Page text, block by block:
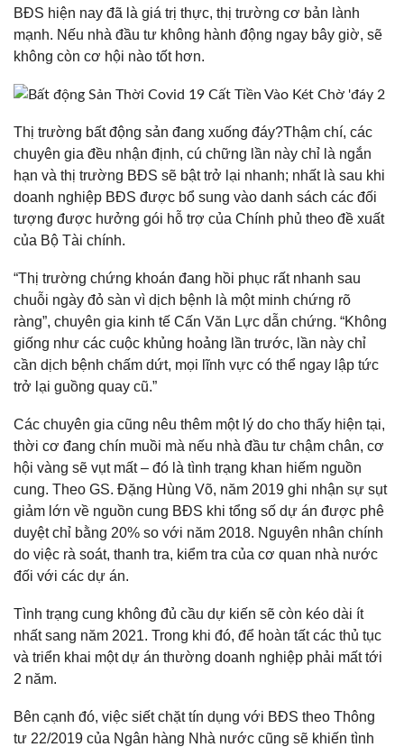
BĐS hiện nay đã là giá trị thực, thị trường cơ bản lành
mạnh. Nếu nhà đầu tư không hành động ngay bây giờ, sẽ
không còn cơ hội nào tốt hơn.
Thị trường bất động sản đang xuống đáy?Thậm chí, các
chuyên gia đều nhận định, cú chững lần này chỉ là ngắn
hạn và thị trường BĐS sẽ bật trở lại nhanh; nhất là sau khi
doanh nghiệp BĐS được bổ sung vào danh sách các đối
tượng được hưởng gói hỗ trợ của Chính phủ theo đề xuất
của Bộ Tài chính.
“Thị trường chứng khoán đang hồi phục rất nhanh sau
chuỗi ngày đỏ sàn vì dịch bệnh là một minh chứng rõ
ràng”, chuyên gia kinh tế Cấn Văn Lực dẫn chứng. “Không
giống như các cuộc khủng hoảng lần trước, lần này chỉ
cần dịch bệnh chấm dứt, mọi lĩnh vực có thể ngay lập tức
trở lại guồng quay cũ.”
Các chuyên gia cũng nêu thêm một lý do cho thấy hiện tại,
thời cơ đang chín muồi mà nếu nhà đầu tư chậm chân, cơ
hội vàng sẽ vụt mất – đó là tình trạng khan hiếm nguồn
cung. Theo GS. Đặng Hùng Võ, năm 2019 ghi nhận sự sụt
giảm lớn về nguồn cung BĐS khi tổng số dự án được phê
duyệt chỉ bằng 20% so với năm 2018. Nguyên nhân chính
do việc rà soát, thanh tra, kiểm tra của cơ quan nhà nước
đối với các dự án.
Tình trạng cung không đủ cầu dự kiến sẽ còn kéo dài ít
nhất sang năm 2021. Trong khi đó, để hoàn tất các thủ tục
và triển khai một dự án thường doanh nghiệp phải mất tới
2 năm.
Bên cạnh đó, việc siết chặt tín dụng với BĐS theo Thông
tư 22/2019 của Ngân hàng Nhà nước cũng sẽ khiến tình